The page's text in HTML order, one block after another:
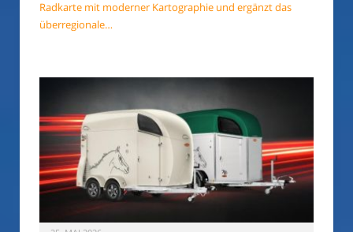
Radkarte mit moderner Kartographie und ergänzt das
überregionale…